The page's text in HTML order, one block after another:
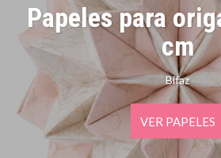
Papeles para
cm
Bifaz
VER PAPELES